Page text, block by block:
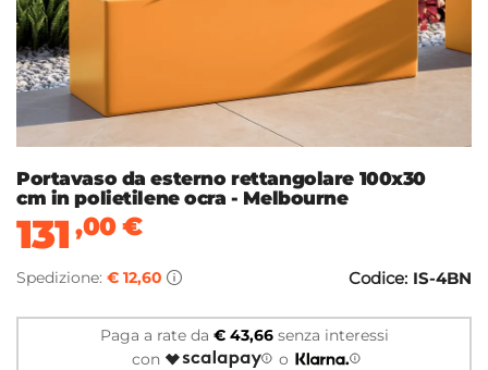
Portavaso da esterno rettangolare 100x30
cm in polietilene ocra - Melbourne
131,00€
Spedizione: € 12,60 Codice: IS-4BN
Paga a rate da € 43,66senza interessi
con
o